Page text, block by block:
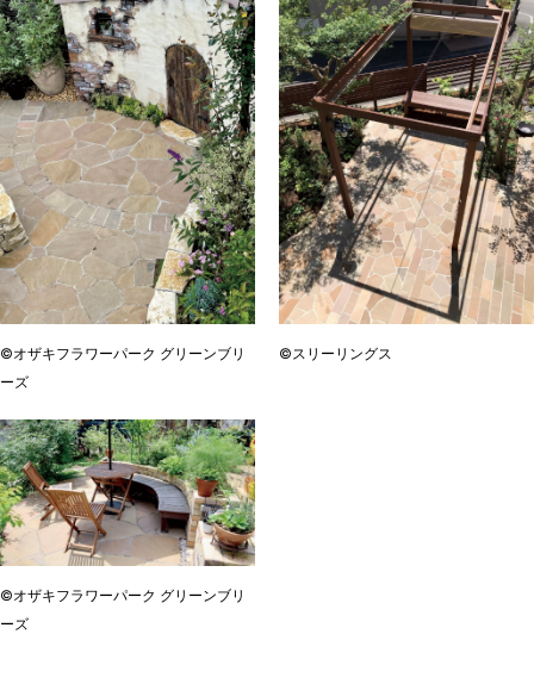
©オザキフラワーパーク グリーンブリ
ーズ
©オザキフラワーパーク グリーンブリ
ーズ
©スリーリングス